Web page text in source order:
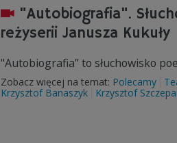
"Autobiografia".
reżyserii Janusza Kukuły
"Autobiografia” to słuchowisko
Zobacz więcej na temat: Polecamy
Krzysztof Banaszyk
Krzysztof